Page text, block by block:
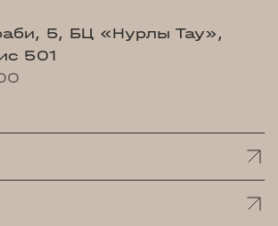
5, БЦ «Нурлы Тау»,
501